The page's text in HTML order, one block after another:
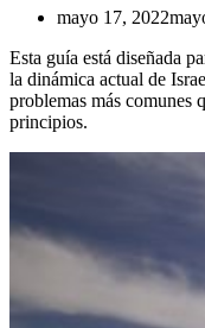
mayo 17, 2022
Esta guía está diseñada
la dinámica actual de
problemas más comunes
principios.